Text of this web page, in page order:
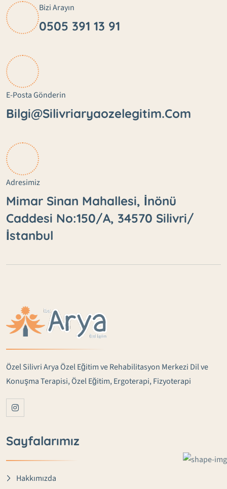
Bizi Arayın
0505 391 13 91
E-Posta Gönderin
Bilgi@silivriaryaozelegitim.com
Adresimiz
Mimar Sinan Mahallesi, İnönü
Caddesi No:150/A, 34570 Silivri/
İstanbul
Özel Silivri Arya Özel Eğitim ve Rehabilitasyon Merkezi Dil ve
Konuşma Terapisi, Özel Eğitim, Ergoterapi, Fizyoterapi
Sayfalarımız
Hakkımızda